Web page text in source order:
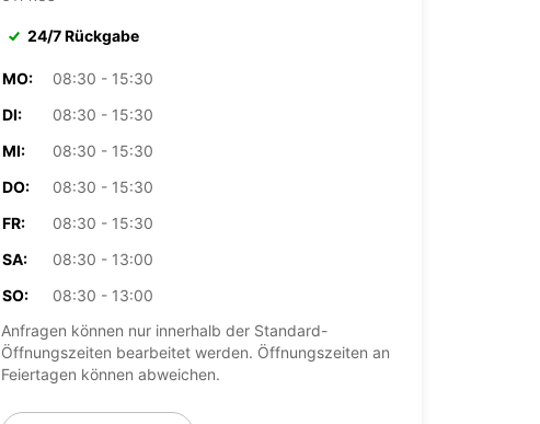
24/7 Rückgabe
MO:
08:30 - 15:30
DI:
08:30 - 15:30
MI:
08:30 - 15:30
DO:
08:30 - 15:30
FR:
08:30 - 15:30
SA:
08:30 - 13:00
SO:
08:30 - 13:00
Anfragen können nur innerhalb der Standard-
Öffnungszeiten bearbeitet werden. Öffnungszeiten an
Feiertagen können abweichen.